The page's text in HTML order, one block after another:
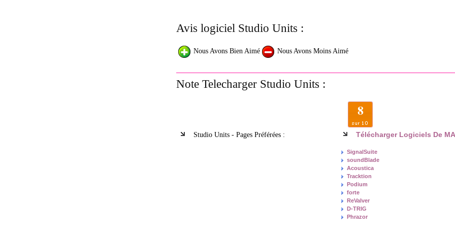
Avis logiciel Studio Units :
Nous Avons Bien Aimé Nous Avons Moins Aimé
Note Telecharger Studio Units :
8
Studio Units - Pages Préférées : Télécharger Logiciels De
SignalSuite
soundBlade
Acoustica
Tracktion
Podium
forte
ReValver
D-TRIG
Phrazor